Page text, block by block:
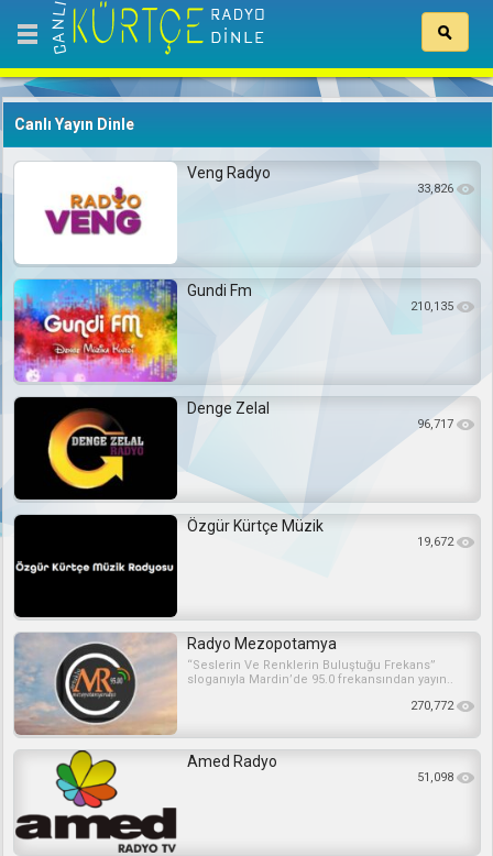
Canlı Yayın Dinle
Veng Radyo
33,826
Gundi Fm
210,135
Denge Zelal
96,717
Özgür Kürtçe Müzik
19,672
Radyo Mezopotamya
“Seslerin Ve Renklerin Buluştuğu Frekans”
sloganıyla Mardin’de 95.0 frekansından yayın..
270,772
Amed Radyo
51,098